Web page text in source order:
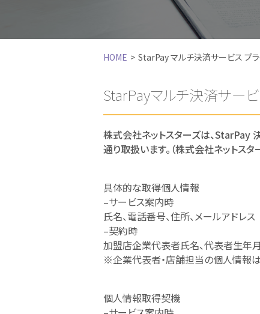
HOME StarPay マルチ決済サービス プ
StarPayマルチ決済サー
株式会社ネットスターズは、StarPay
通り取扱います。（株式会社ネットス
具体的な取得個人情報
–サービス案内時
氏名、電話番号、住所、メールアドレス
–契約時
加盟店企業代表者氏名、代表者生年
※企業代表者・店舗担当の個人情報
個人情報取得契機